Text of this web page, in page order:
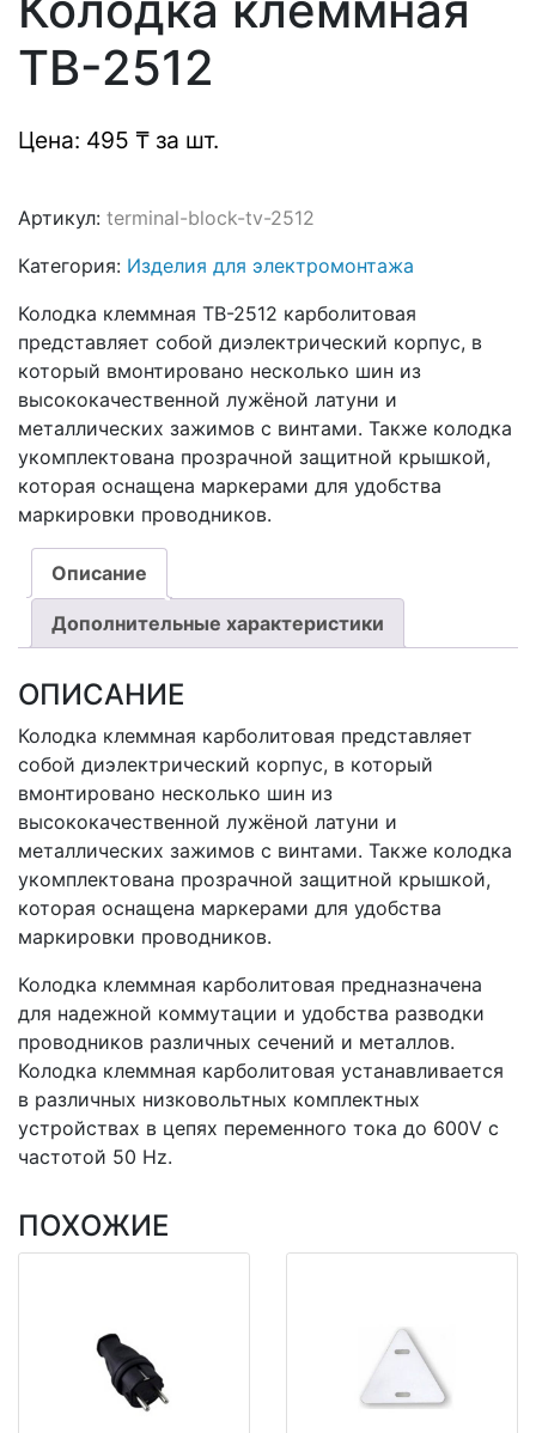
ТВ-2512
Цена: 495 ₸ за шт.
Артикул: terminal-block-tv-2512
Категория: Изделия для электромонтажа
Колодка клеммная ТВ-2512 карболитовая
представляет собой диэлектрический корпус, в
который вмонтировано несколько шин из
высококачественной лужёной латуни и
металлических зажимов с винтами. Также колодка
укомплектована прозрачной защитной крышкой,
которая оснащена маркерами для удобства
маркировки проводников.
Описание
Дополнительные характеристики
ОПИСАНИЕ
Колодка клеммная карболитовая представляет
собой диэлектрический корпус, в который
вмонтировано несколько шин из
высококачественной лужёной латуни и
металлических зажимов с винтами. Также колодка
укомплектована прозрачной защитной крышкой,
которая оснащена маркерами для удобства
маркировки проводников.
Колодка клеммная карболитовая предназначена
для надежной коммутации и удобства разводки
проводников различных сечений и металлов.
Колодка клеммная карболитовая устанавливается
в различных низковольтных комплектных
устройствах в цепях переменного тока до 600V с
частотой 50 Hz.
ПОХОЖИЕ